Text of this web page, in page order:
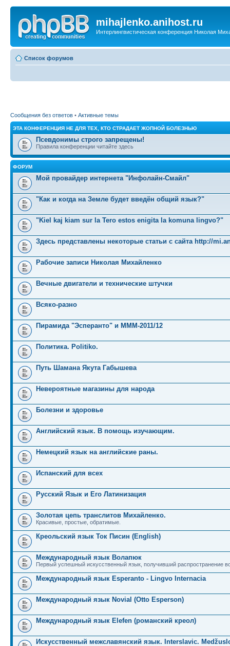
mihajlenko.anihost.ru
Интерлингвистическая конференция Николая
Список форумов
Сообщения без ответов • Активные темы
ЭТА КОНФЕРЕНЦИЯ НЕ ДЛЯ ТЕХ, КТО СТРАДАЕТ ЖОПНОЙ БОЛЕЗНЬЮ
Псевдонимы строго запрещены!
Правила конференции читайте здесь
ФОРУМ
Мой провайдер интернета "Инфолайн-Смайл"
"Как и когда на Земле будет введён общий язык?"
"Kiel kaj kiam sur la Tero estos enigita la komuna lingvo?"
Здесь представлены некоторые статьи с сайта http://
Рабочие записи Николая Михайленко
Вечные двигатели и технические штучки
Всяко-разно
Пирамида "Эсперанто" и MMM-2011/12
Политика. Politiko.
Путь Шамана Якута Габышева
Невероятные магазины для народа
Болезни и здоровье
Английский язык. В помощь изучающим.
Немецкий язык на английские раны.
Испанский для всех
Русский Язык и Его Латинизация
Золотая цепь транслитов Михайленко.
Красивые, простые, обратимые.
Креольский язык Ток Писин (English)
Международный язык Волапюк
Первый успешный искусственный язык, получивший распространение
Международный язык Esperanto - Lingvo Internacia
Международный язык Novial (Otto Esperson)
Международный язык Elefen (романский креол)
Искусственный межславянский язык. Interslavic.